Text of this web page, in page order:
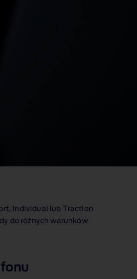
Individual lub Traction
do różnych warunków